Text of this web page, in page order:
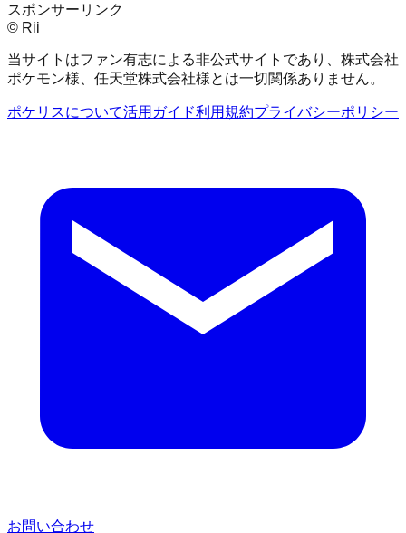
スポンサーリンク
© Rii
当サイトはファン有志による非公式サイトであり、株式会社
ポケモン様、任天堂株式会社様とは一切関係ありません。
ポケリスについて活用ガイド利用規約プライバシーポリシー
お問い合わせ